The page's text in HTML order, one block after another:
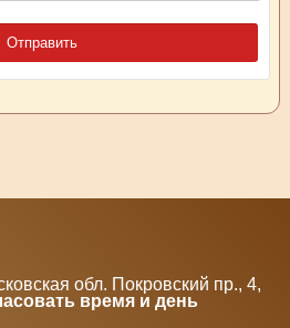
обл. Покровский пр., 4,
время и день